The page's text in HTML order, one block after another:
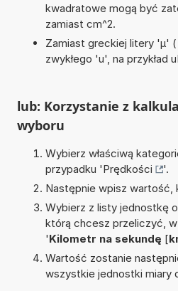
kwadratowe mogą być
zamiast cm^2.
Zamiast greckiej litery 'µ'
zwykłego 'u', na przykład
lub: Korzystanie z
wyboru
Wybierz właściwą
przypadku 'Prędkości
'.
Następnie wpisz
Wybierz z listy jednostkę
którą chcesz przeliczyć,
'Kilometr na sekundę [
Wartość zostanie
wszystkie jednostki miary